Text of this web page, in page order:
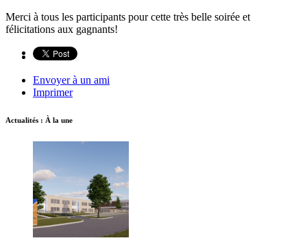
Merci à tous les participants pour cette très belle soirée et
félicitations aux gagnants!
Envoyer à un ami
Imprimer
Actualités : À la une